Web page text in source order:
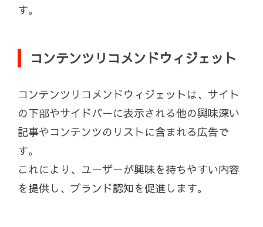
す。
コンテンツリコメンドウィジェット
コンテンツリコメンドウィジェットは、サイト
の下部やサイドバーに表示される他の興味深い
記事やコンテンツのリストに含まれる広告で
す。
これにより、ユーザーが興味を持ちやすい内容
を提供し、ブランド認知を促進します。